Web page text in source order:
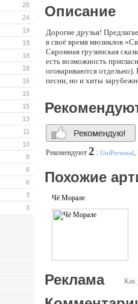
26
24
19
19
18
18
16
15
15
13
11
10
8
6
6
3
3
Описание
Дорогие друзья!
в своё время мюзиклов
Скромная грузинская
есть возможность
оговариваются отдельно).
песни, но и хиты
Рекомендуют 2 : UniPersonal
Похожие
Чё Морале
Как
Реклама